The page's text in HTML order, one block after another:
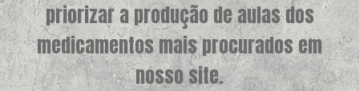
priorizar a produção de aulas dos
medicamentos mais procurados em
nosso site.